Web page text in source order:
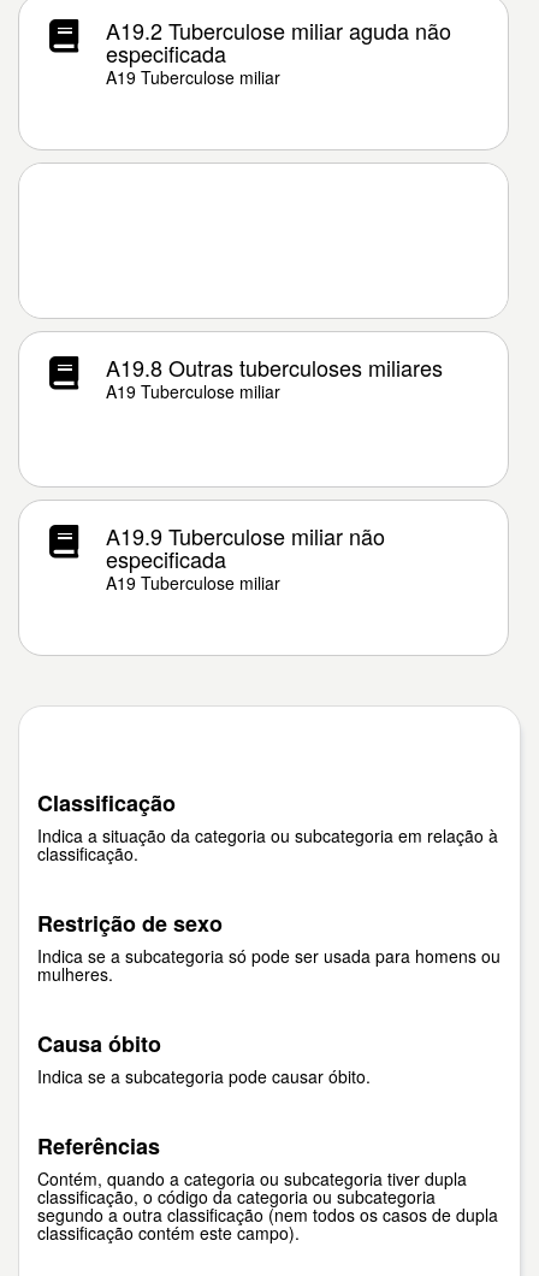
A19.2 Tuberculose miliar aguda não
especificada
A19 Tuberculose miliar
A19.8 Outras tuberculoses miliares
A19 Tuberculose miliar
A19.9 Tuberculose miliar não
especificada
A19 Tuberculose miliar
Classificação
Indica a situação da categoria ou subcategoria em relação à
classificação.
Restrição de sexo
Indica se a subcategoria só pode ser usada para homens ou
mulheres.
Causa óbito
Indica se a subcategoria pode causar óbito.
Referências
Contém, quando a categoria ou subcategoria tiver dupla
classificação, o código da categoria ou subcategoria
segundo a outra classificação (nem todos os casos de dupla
classificação contém este campo).